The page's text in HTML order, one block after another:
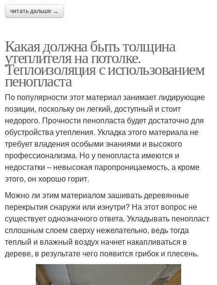
читать дальше →
Какая должна быть толщина
утеплителя на потолке.
Теплоизоляция с использованием
пенопласта
По популярности этот материал занимает лидирующие
позиции, поскольку он легкий, доступный и стоит
недорого. Прочности пенопласта будет достаточно для
обустройства утепления. Укладка этого материала не
требует владения особыми знаниями и высокого
профессионализма. Но у пенопласта имеются и
недостатки – невысокая паропроницаемость, а кроме
этого, он хорошо горит.
Можно ли этим материалом зашивать деревянные
перекрытия снаружи или изнутри? На этот вопрос не
существует однозначного ответа. Укладывать пенопласт
сплошным слоем сверху нежелательно, ведь тогда
теплый и влажный воздух начнет накапливаться в
дереве, в результате чего появится грибок и плесень.